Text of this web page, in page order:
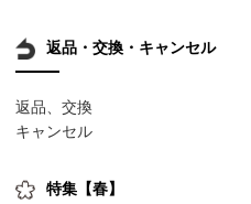
返品・交換・キャンセル
返品、交換
キャンセル
特集【春】